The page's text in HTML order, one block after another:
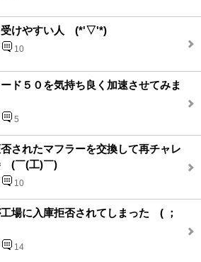
受けやすい人 (*'▽'*)
10
ド５０を気持ち良く加速させてみま
5
されたマフラーを交換して再チャレ
(￣(工)￣)
10
工場に入庫拒否されてしまった ( ；
14